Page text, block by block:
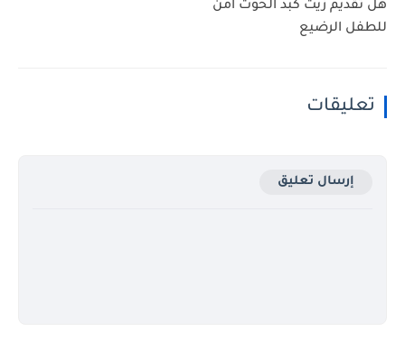
هل تقديم زيت كبد الحوت آمن
للطفل الرضيع
تعليقات
إرسال تعليق